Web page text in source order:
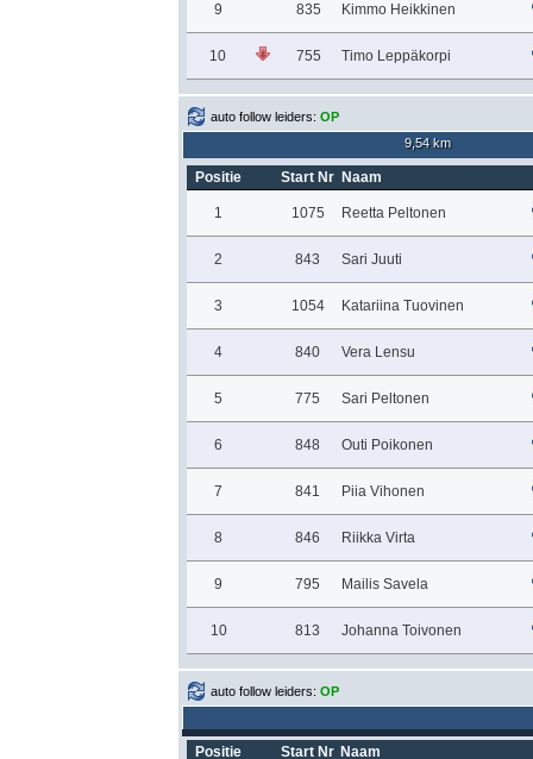
9 835 Kimmo Heikkinen
10 755 Timo Leppäkorpi
auto follow leiders: OP
9,54 km
Positie Start Nr Naam
1 1075 Reetta Peltonen
2 843 Sari Juuti
3 1054 Katariina Tuovinen
4 840 Vera Lensu
5 775 Sari Peltonen
6 848 Outi Poikonen
7 841 Piia Vihonen
8 846 Riikka Virta
9 795 Mailis Savela
10 813 Johanna Toivonen
auto follow leiders: OP
Positie Start Nr Naam